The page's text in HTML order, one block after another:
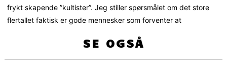
frykt skapende ”kultister”. Jeg stiller spørsmålet om det store
flertallet faktisk er gode mennesker som forventer at
SE OGSÅ